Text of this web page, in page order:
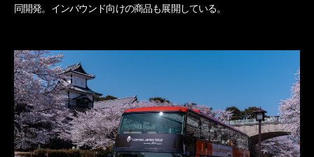
同開発。インバウンド向けの商品も展開している。